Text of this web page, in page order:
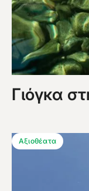
Γιόγκα
Αξιοθέατα